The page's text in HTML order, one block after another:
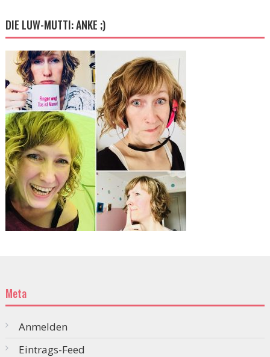
DIE LUW-MUTTI: ANKE ;)
Meta
Anmelden
Eintrags-Feed